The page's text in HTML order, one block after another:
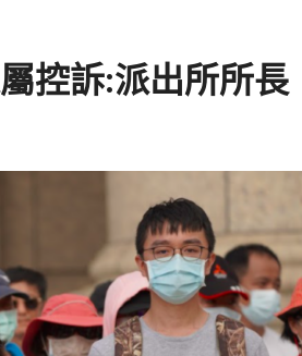
控訴:派出所所長